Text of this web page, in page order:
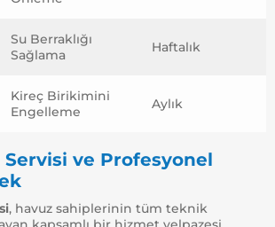
Su Berraklığı
Sağlama
Haftalık
Kireç Birikimini
Engelleme
Aylık
Servisi ve Profesyonel
, havuz sahiplerinin tüm teknik